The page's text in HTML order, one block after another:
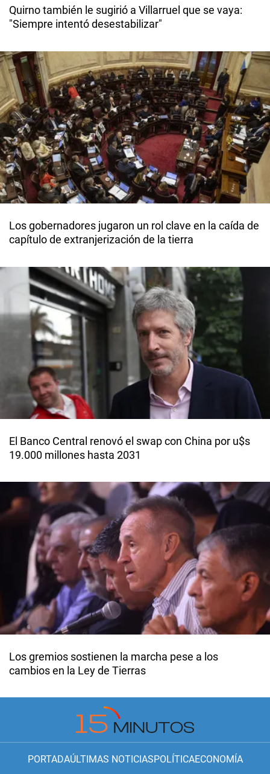
Quirno también le sugirió a Villarruel que se vaya:
"Siempre intentó desestabilizar"
Los gobernadores jugaron un rol clave en la caída de
capítulo de extranjerización de la tierra
El Banco Central renovó el swap con China por u$s
19.000 millones hasta 2031
Los gremios sostienen la marcha pese a los
cambios en la Ley de Tierras
PORTADAÚLTIMAS NOTICIASPOLÍTICAECONOMÍA